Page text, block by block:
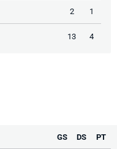
2 1
13 4
GS DS PT